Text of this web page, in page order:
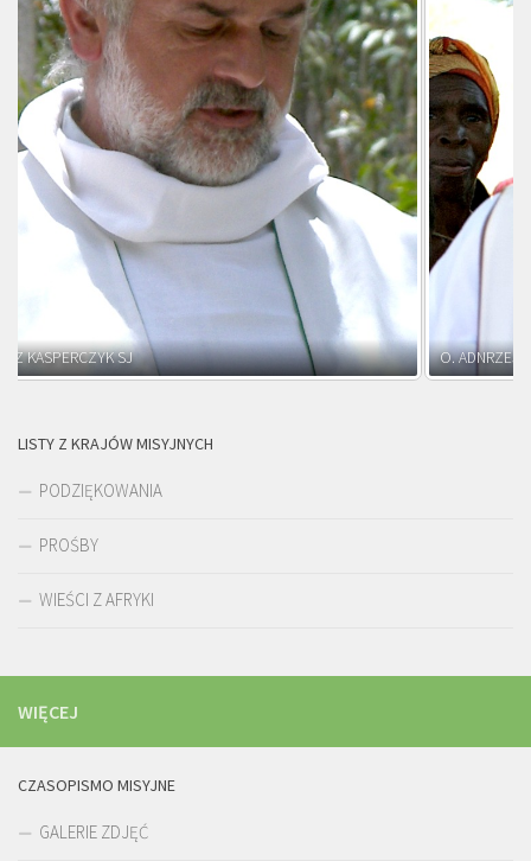
O. ADNRZEJ LEŚNIARA SJ
LISTY Z KRAJÓW MISYJNYCH
PODZIĘKOWANIA
PROŚBY
WIEŚCI Z AFRYKI
WIĘCEJ
CZASOPISMO MISYJNE
GALERIE ZDJĘĆ